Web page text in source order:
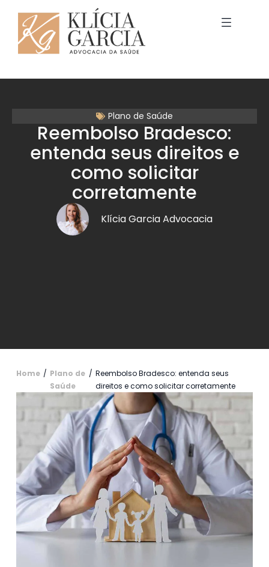
Plano de Saúde
Reembolso Bradesco:
entenda seus direitos e
como solicitar
corretamente
Klícia Garcia Advocacia
Home / Plano de
Saúde
/ Reembolso Bradesco: entenda seus
direitos e como solicitar corretamente